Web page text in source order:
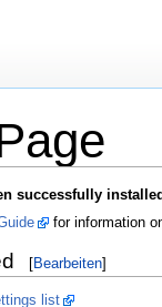
successfully
for information
[Bearbeiten]
list